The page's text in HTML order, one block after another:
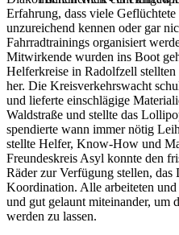
Erfahrung, dass viele
unzureichend kennen oder gar
Fahrradtrainings organisiert
Mitwirkende wurden ins Boot
Helferkreise in Radolfzell
her. Die Kreisverkehrswacht
und lieferte einschlägige
Waldstraße und stellte das
spendierte wann immer nötig
stellte Helfer, Know-How und
Freundeskreis Asyl konnte den
Räder zur Verfügung stellen,
Koordination. Alle arbeiteten
und gut gelaunt miteinander, um
werden zu lassen.